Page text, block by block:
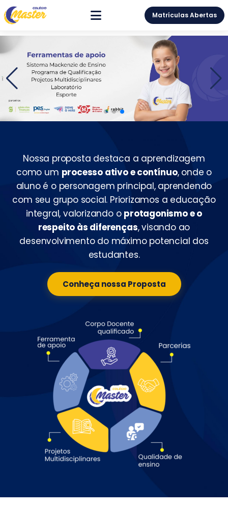
Nossa proposta destaca a aprendizagem
como um processo ativo e contínuo, onde o
aluno é o personagem principal, aprendendo
com seu grupo social. Priorizamos a educação
integral, valorizando o protagonismo e o
respeito às diferenças, visando ao
desenvolvimento do máximo potencial dos
estudantes.
Conheça nossa Proposta